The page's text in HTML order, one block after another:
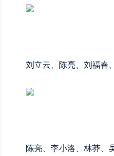
刘立云、陈亮、刘福春
陈亮、李小洛、林莽、